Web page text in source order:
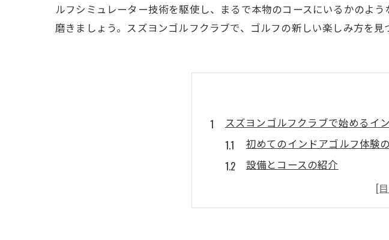
ルフシミュレーター技術を駆使し、まるで本物のコースにいるかのよ
磨きましょう。スズヨンゴルフクラブで、ゴルフの新しい楽しみ方を見
スズヨンゴルフクラブで始めるイ
初めてのインドアゴルフ体験
設備とコースの紹介
初心者に優しいスズヨンのサ
インドアゴルフでの基本スイ